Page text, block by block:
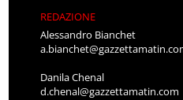
REDAZIONE
Alessandro Bianchet
Danila Chenal
d.chenal@gazzettamatin.com